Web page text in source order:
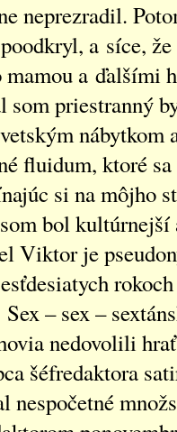
neprezradil.
a síce,
mamou a ďalšími
som priestranný
nábytkom
fluidum, ktoré
si na môjho
bol kultúrnejší
Viktor je
Sex – sex –
nedovolili
šéfredaktora
nespočetné